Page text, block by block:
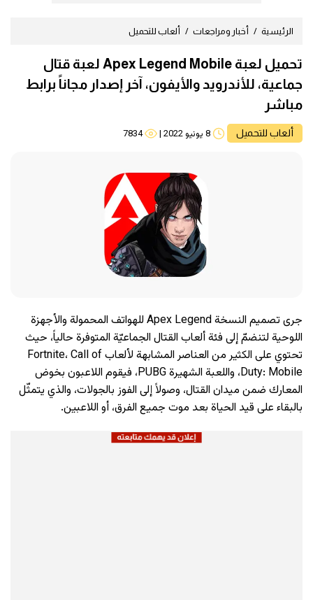
الرئيسية أخبار ومراجعات ألعاب للتحميل
تحميل لعبة Apex Legend Mobile لعبة قتال
جماعية، للأندرويد والأيفون، آخر إصدار مجاناً برابط
مباشر
ألعاب للتحميل 8 يونيو 2022 |
7834
جرى تصميم النسخة Apex Legend للهواتف المحمولة والأجهزة
اللوحية لتنضمّ إلى فئة ألعاب القتال الجماعيّة المتوفرة حالياً، حيث
تحتوي على الكثير من العناصر المشابهة لألعاب Fortnite، Call of
Duty: Mobile، واللعبة الشهيرة PUBG، فيقوم اللاعبون بخوض
المعارك ضمن ميدان القتال، وصولاً إلى الفوز بالجولات، والذي يتمثّل
بالبقاء على قيد الحياة بعد موت جميع الفرق، أو اللاعبين.